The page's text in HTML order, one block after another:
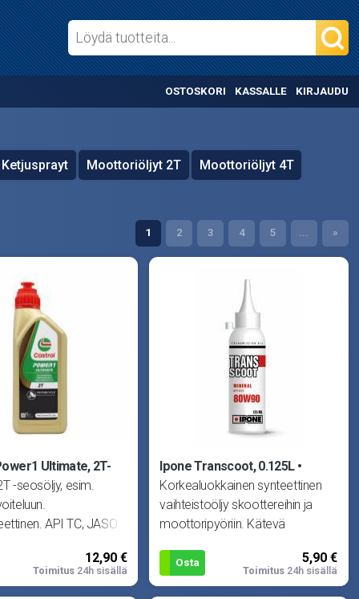
OSTOSKORI KASSALLE KIRJAUDU
Ketjusprayt Moottoriöljyt 2T Moottoriöljyt 4T
1 2 3 4 5 ... »
Ultimate, 2T-
-seosöljy, esim.
API TC, JASO
12,90 €
Toimitus 24h sisällä
Ipone Transcoot, 0.125L
Korkealuokkainen synteettinen
vaihteistoöljy skoottereihin ja
moottoripyöriin. Kätevä
Osta 5,90 €
Toimitus 24h sisällä